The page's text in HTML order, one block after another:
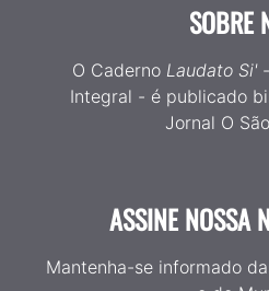
SOBRE
O Caderno Laudato Si'-
Integral - é publicado
Jornal O
ASSINE NOSSA
Mantenha-se informado